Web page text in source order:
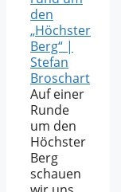
den
„Höchster
Berg“ |
Stefan
Broschart
Auf einer
Runde
um den
Höchster
Berg
schauen